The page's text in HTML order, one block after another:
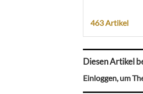
463 Artikel
Diesen Artikel
Einloggen, um